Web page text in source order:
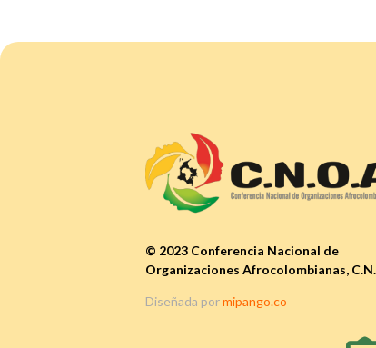
© 2023 Conferencia Nacional de
Organizaciones Afrocolombianas,
Diseñada pormipango.co